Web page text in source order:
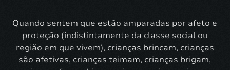
Quando sentem que estão amparadas por afeto e
proteção (indistintamente da classe social ou
região em que vivem), crianças brincam, crianças
são afetivas, crianças teimam, crianças brigam,